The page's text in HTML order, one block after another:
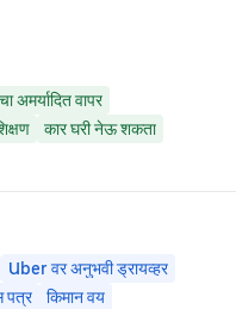
अमर्यादित वापर
कार घरी नेऊ शकता
Uber वर अनुभवी ड्रायव्हर
पत्र किमान वय